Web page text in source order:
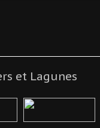
et Lagunes